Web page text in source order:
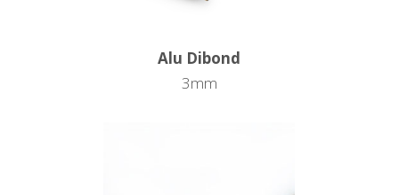
Alu Dibond
3mm